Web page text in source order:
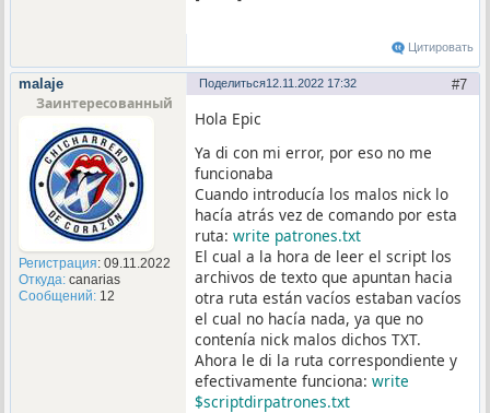
Цитировать
Поделиться 7
12.11.2022 17:32
malaje
Заинтересованный
Регистрация: 09.11.2022
Откуда:canarias
Сообщений:12
Hola Epic
Ya di con mi error, por eso no me
funcionaba
Cuando introducía los malos nick lo
hacía atrás vez de comando por esta
ruta:write patrones.txt
El cual a la hora de leer el script los
archivos de texto que apuntan hacia
otra ruta están vacíos estaban vacíos
el cual no hacía nada, ya que no
contenía nick malos dichos TXT.
Ahora le di la ruta correspondiente y
efectivamente funciona:write
$scriptdirpatrones.txt